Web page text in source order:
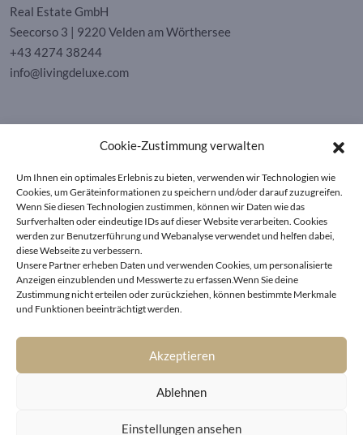
Cookie-Zustimmung verwalten
Um Ihnen ein optimales Erlebnis zu bieten, verwenden wir Technologien wie
Cookies, um Geräteinformationen zu speichern und/oder darauf zuzugreifen.
Wenn Sie diesen Technologien zustimmen, können wir Daten wie das
Surfverhalten oder eindeutige IDs auf dieser Website verarbeiten. Cookies
werden zur Benutzerführung und Webanalyse verwendet und helfen dabei,
diese Webseite zu verbessern.
Unsere Partner erheben Daten und verwenden Cookies, um personalisierte
Anzeigen einzublenden und Messwerte zu erfassen.Wenn Sie deine
Zustimmung nicht erteilen oder zurückziehen, können bestimmte Merkmale
und Funktionen beeinträchtigt werden.
Akzeptieren
Ablehnen
Einstellungen ansehen
Real Estate GmbH
Seecorso 3 | 9220 Velden am Wörthersee
+43 4274 38244
info@livingdeluxe.com
Real Estate GmbH
Schäfflerstraße 3 | 80333 München
IMMOBILIEN
Wörthersee
Wien
Kitzbühel
München
Datenschutzerklärung
Cookie-Richtlinie (EU)